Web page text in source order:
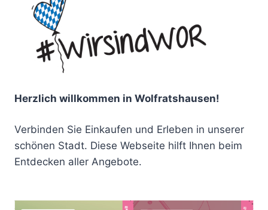
Herzlich willkommen in Wolfratshausen!
Verbinden Sie Einkaufen und Erleben in unserer
schönen Stadt. Diese Webseite hilft Ihnen beim
Entdecken aller Angebote.